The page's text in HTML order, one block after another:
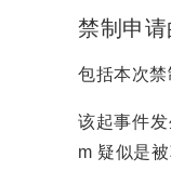
禁制申
包括本次
该起事件
m 疑似是